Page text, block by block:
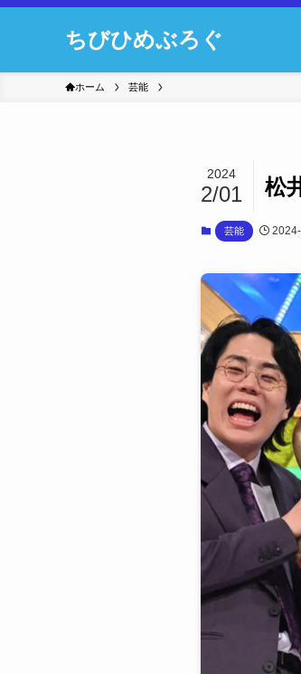
ちびひめぶろぐ
ホーム 芸能
松
2024
2/01
芸能